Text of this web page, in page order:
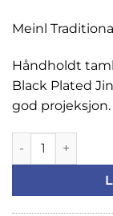
Meinl
Håndholdt
Black Plated
god projeksjon.
Meinl tamburin,